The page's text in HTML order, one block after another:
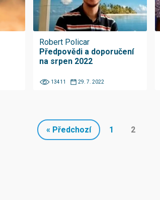
Robert Policar
Předpovědi a doporučení
na srpen 2022
13411 29. 7. 2022
« Předchozí 1 2